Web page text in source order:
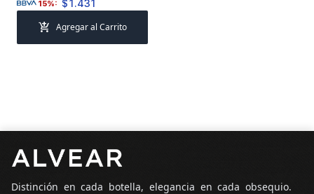
15%: $1.431
add_shopping_cart Agregar al Carrito
Distinción en cada botella, elegancia en cada obsequio.